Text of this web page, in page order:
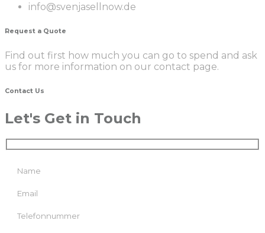
info@svenjasellnow.de
Request a Quote
Find out first how much you can go to spend and ask
us for more information on our contact page.
Contact Us
Let's Get in Touch